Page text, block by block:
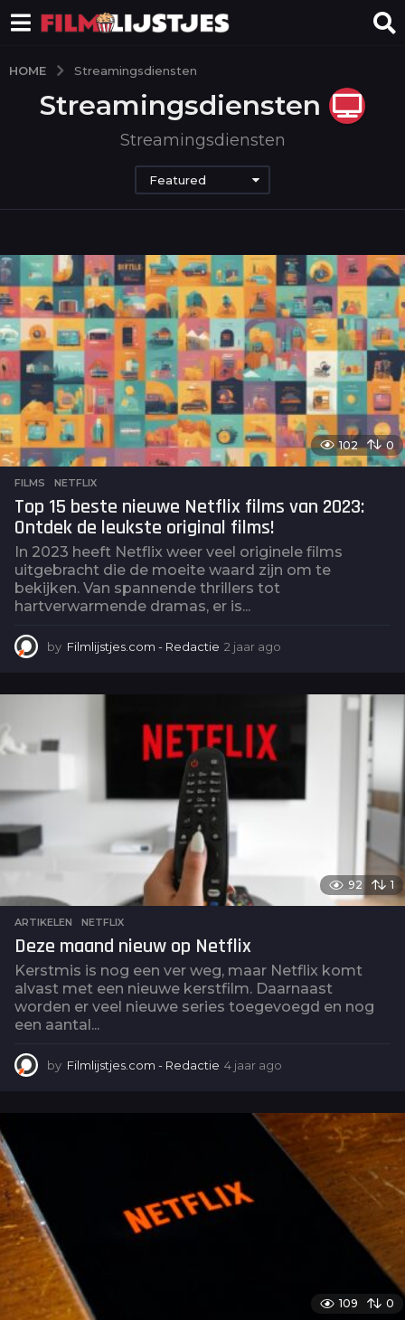
HOME Streamingsdiensten
Streamingsdiensten
Streamingsdiensten
Featured
102 0
FILMS ,NETFLIX
Top 15 beste nieuwe Netflix films van 2023:
Ontdek de leukste original films!
In 2023 heeft Netflix weer veel originele films
uitgebracht die de moeite waard zijn om te
bekijken. Van spannende thrillers tot
hartverwarmende dramas, er is...
by Filmlijstjes.com - Redactie 2 jaar ago
92 1
ARTIKELEN ,NETFLIX
Deze maand nieuw op Netflix
Kerstmis is nog een ver weg, maar Netflix komt
alvast met een nieuwe kerstfilm. Daarnaast
worden er veel nieuwe series toegevoegd en nog
een aantal...
by Filmlijstjes.com - Redactie 4 jaar ago
a
a
109 0